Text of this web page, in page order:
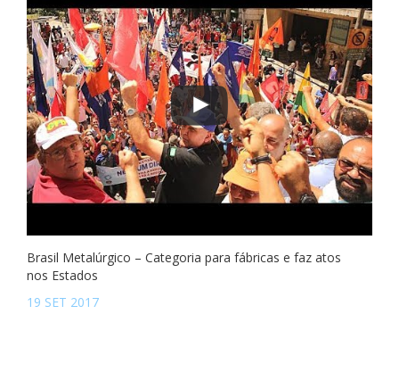
Brasil Metalúrgico – Categoria para fábricas e faz atos
nos Estados
19 SET 2017